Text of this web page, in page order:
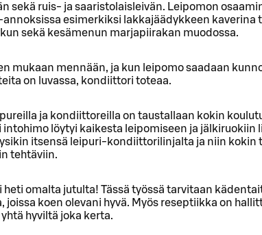
sekä ruis- ja saaristolaisleivän. Leipomon
esimerkiksi lakkajäädykkeen kaverina
sekä kesämenun marjapiirakan muodossa.
mukaan mennään, ja kun leipomo saadaan
on luvassa, kondiittori toteaa.
ja kondiittoreilla on taustallaan kokin
intohimo löytyi kaikesta leipomiseen ja jälkiruokiin
itsensä leipuri-kondiittorilinjalta ja niin kokin
tehtäviin.
heti omalta jutulta! Tässä työssä tarvitaan
joissa koen olevani hyvä. Myös reseptiikka on
hyviltä joka kerta.